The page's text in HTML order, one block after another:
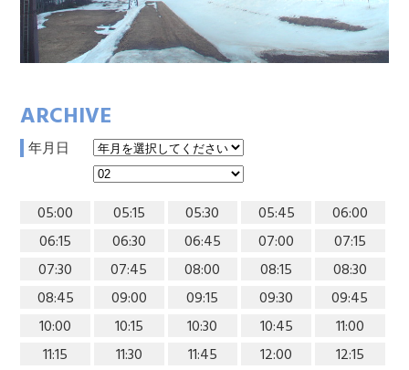
ARCHIVE
年月日
05:00 05:15 05:30 05:45
06:00
06:15
06:30 06:45 07:00
07:15
07:30
07:45 08:00 08:15
08:30
08:45
09:00 09:15 09:30
09:45
10:00
10:15 10:30 10:45
11:00
11:15
11:30 11:45 12:00
12:15